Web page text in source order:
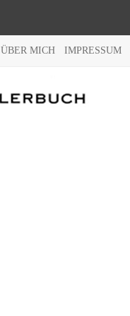
ÜBER MICH IMPRESSUM